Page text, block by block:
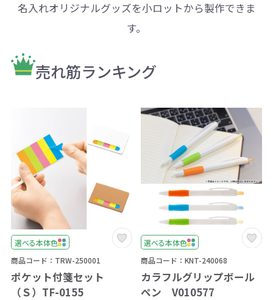
名入れオリジナルグッズを小ロットから製作できま
す。
売れ筋ランキング
選べる本体色
商品コード：TRW-250001
ポケット付箋セット
（Ｓ）TF-0155
選べる本体色
商品コード：KNT-240068
カラフルグリップボール
ペン V010577